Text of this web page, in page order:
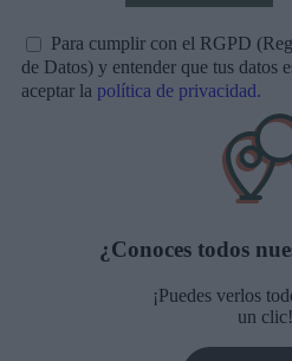
Para cumplir con el RGPD
de Datos) y entender que tus datos
aceptar la política de privacidad.
¿Conoces todos
¡Puedes verlos
un clic!